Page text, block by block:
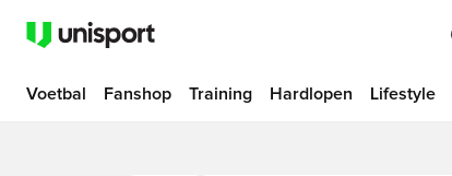
Voetbal Fanshop Training Hardlopen Lifestyle